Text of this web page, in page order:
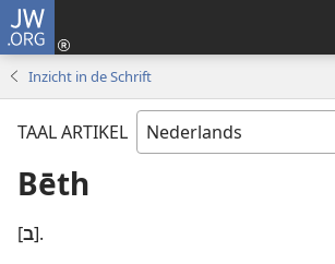
JW.ORG
Inzicht in de Schrift
TAAL ARTIKEL
Bēth
[ב].